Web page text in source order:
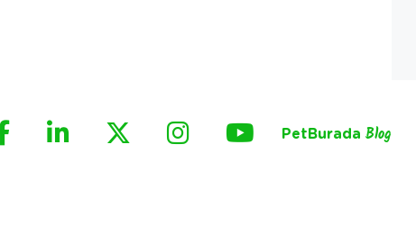
PetBurada Blog